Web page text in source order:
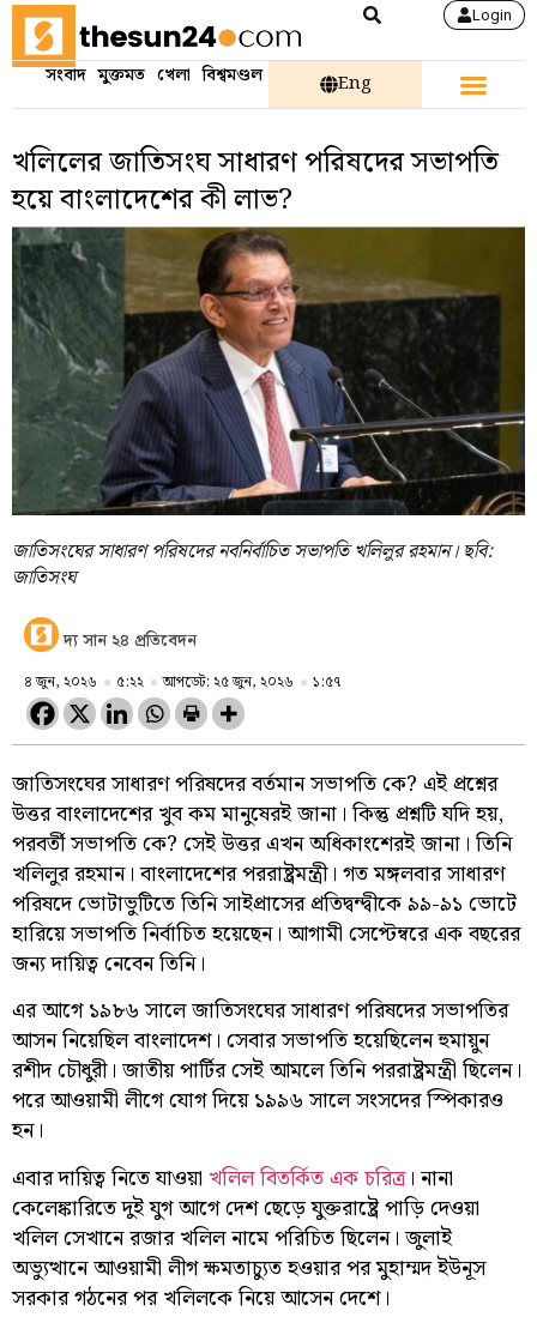
Login
সংবাদ মুক্তমত খেলা বিশ্বমণ্ডল Eng
খলিলের জাতিসংঘ সাধারণ পরিষদের সভাপতি
হয়ে বাংলাদেশের কী লাভ?
জাতিসংঘের সাধারণ পরিষদের নবনির্বাচিত সভাপতি খলিলুর রহমান। ছবি:
জাতিসংঘ
দ্য সান ২৪ প্রতিবেদন
৪ জুন, ২০২৬ ৫:২২ আপডেট: ২৫ জুন, ২০২৬ ১:৫৭
জাতিসংঘের সাধারণ পরিষদের বর্তমান সভাপতি কে? এই প্রশ্নের
উত্তর বাংলাদেশের খুব কম মানুষেরই জানা। কিন্তু প্রশ্নটি যদি হয়,
পরবর্তী সভাপতি কে? সেই উত্তর এখন অধিকাংশেরই জানা। তিনি
খলিলুর রহমান। বাংলাদেশের পররাষ্ট্রমন্ত্রী। গত মঙ্গলবার সাধারণ
পরিষদে ভোটাভুটিতে তিনি সাইপ্রাসের প্রতিদ্বন্দ্বীকে ৯৯-৯১ ভোটে
হারিয়ে সভাপতি নির্বাচিত হয়েছেন। আগামী সেপ্টেম্বরে এক বছরের
জন্য দায়িত্ব নেবেন তিনি।
এর আগে ১৯৮৬ সালে জাতিসংঘের সাধারণ পরিষদের সভাপতির
আসন নিয়েছিল বাংলাদেশ। সেবার সভাপতি হয়েছিলেন হুমায়ুন
রশীদ চৌধুরী। জাতীয় পার্টির সেই আমলে তিনি পররাষ্ট্রমন্ত্রী ছিলেন।
পরে আওয়ামী লীগে যোগ দিয়ে ১৯৯৬ সালে সংসদের স্পিকারও
হন।
এবার দায়িত্ব নিতে যাওয়া খলিল বিতর্কিত এক চরিত্র। নানা
কেলেঙ্কারিতে দুই যুগ আগে দেশ ছেড়ে যুক্তরাষ্ট্রে পাড়ি দেওয়া
খলিল সেখানে রজার খলিল নামে পরিচিত ছিলেন। জুলাই
অভ্যুত্থানে আওয়ামী লীগ ক্ষমতাচ্যুত হওয়ার পর মুহাম্মদ ইউনূস
সরকার গঠনের পর খলিলকে নিয়ে আসেন দেশে।